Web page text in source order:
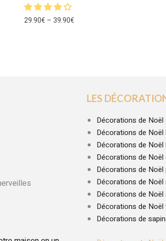
29.90€ – 39.90€
LES
Décorations de Noël
Décorations de Noël
Décorations de Noël
Décorations de Noël
Décorations de Noël
Décorations de Noël
Décorations de Noël
Décorations de Noël
Décorations de